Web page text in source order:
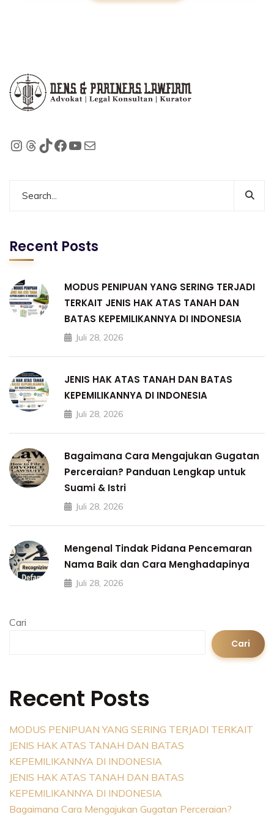
Recent Posts
MODUS PENIPUAN YANG SERING TERJADI
TERKAIT JENIS HAK ATAS TANAH DAN
BATAS KEPEMILIKANNYA DI INDONESIA
Juli 28, 2026
JENIS HAK ATAS TANAH DAN BATAS
KEPEMILIKANNYA DI INDONESIA
Juli 28, 2026
Bagaimana Cara Mengajukan Gugatan
Perceraian? Panduan Lengkap untuk
Suami & Istri
Juli 28, 2026
Mengenal Tindak Pidana Pencemaran
Nama Baik dan Cara Menghadapinya
Juli 28, 2026
Cari
Cari
Recent Posts
MODUS PENIPUAN YANG SERING TERJADI TERKAIT
JENIS HAK ATAS TANAH DAN BATAS
KEPEMILIKANNYA DI INDONESIA
JENIS HAK ATAS TANAH DAN BATAS
KEPEMILIKANNYA DI INDONESIA
Bagaimana Cara Mengajukan Gugatan Perceraian?